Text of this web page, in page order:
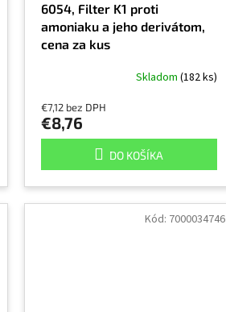
6054, Filter K1 proti
amoniaku a jeho derivátom,
cena za kus
Skladom (182 ks)
€7,12 bez DPH
€8,76
DO KOŠÍKA
Kód: 7000034746